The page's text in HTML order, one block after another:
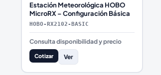
Estación Meteorológica HOBO
MicroRX – Configuración Básica
HOBO-RX2102-BASIC
Consulta disponibilidad y precio
Cotizar Ver